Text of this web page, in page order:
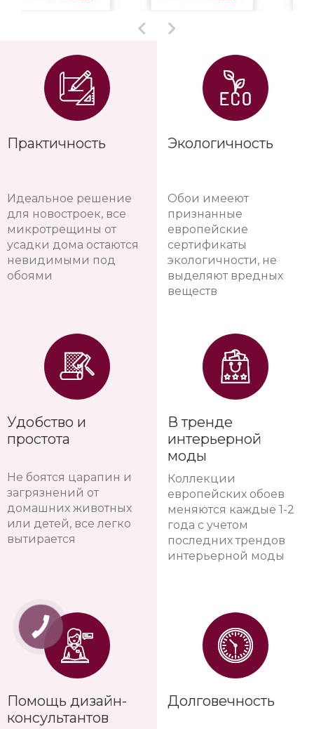
Практичность
Идеальное решение
для новостроек, все
микротрещины от
усадки дома остаются
невидимыми под
обоями
Удобство и
простота
Не боятся царапин и
загрязнений от
домашних животных
или детей, все легко
вытирается
Помощь дизайн-
консультантов
Экологичность
Обои имееют
признанные
европейские
сертификаты
экологичности, не
выделяют вредных
веществ
В тренде
интерьерной
моды
Коллекции
европейских обоев
меняются каждые 1-2
года с учетом
последних трендов
интерьерной моды
Долговечность